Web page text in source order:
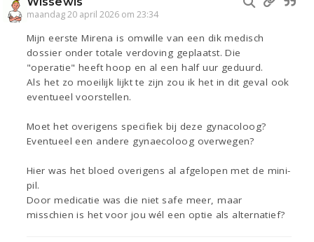
maandag 20 april 2026 om 23:34
Mijn eerste Mirena is omwille van een dik medisch
dossier onder totale verdoving geplaatst. Die
"operatie" heeft hoop en al een half uur geduurd.
Als het zo moeilijk lijkt te zijn zou ik het in dit geval ook
eventueel voorstellen.
Moet het overigens specifiek bij deze gynacoloog?
Eventueel een andere gynaecoloog overwegen?
Hier was het bloed overigens al afgelopen met de mini-
pil.
Door medicatie was die niet safe meer, maar
misschien is het voor jou wél een optie als alternatief?